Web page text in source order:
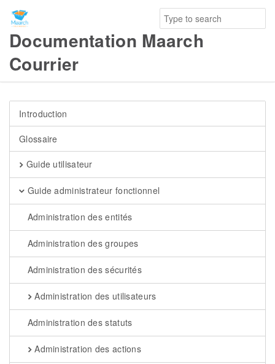
Documentation Maarch
Courrier
Introduction
Glossaire
Guide utilisateur
Guide administrateur fonctionnel
Administration des entités
Administration des groupes
Administration des sécurités
Administration des utilisateurs
Administration des statuts
Administration des actions